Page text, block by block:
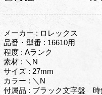
メーカー : ロレックス
品番・型番 : 16610用
程度 : Aランク
素材 : ＼N
サイズ : 27mm
カラー : ＼N
付属品 : ブラック文字盤